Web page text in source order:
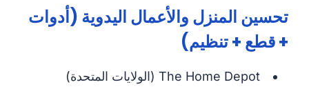
تحسين المنزل والأعمال اليدوية (أدوات
+ قطع + تنظيم)
The Home Depot (الولايات المتحدة)